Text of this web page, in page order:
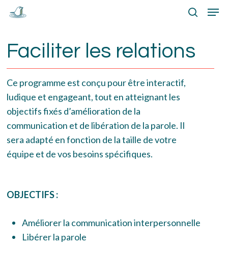
content
Faciliter les relations
Ce programme est conçu pour être interactif,
ludique et engageant, tout en atteignant les
objectifs fixés d’amélioration de la
communication et de libération de la parole. Il
sera adapté en fonction de la taille de votre
équipe et de vos besoins spécifiques.
OBJECTIFS :
Améliorer la communication interpersonnelle
Libérer la parole
Menu